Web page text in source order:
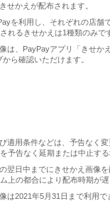
せかえが配布されます。
を利用し、それぞれの店舗
れるきせかえは1種類のみで
は、PayPayアプリ「きせか
から確認いただけます。
適用条件などは、予告なく変
予告なく延期または中止する
翌日中までにきせかえ画像
上の都合により配布時期が遅
は2021年5月31日まで利用で